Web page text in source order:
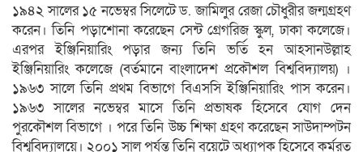
১৯৪২ সালের ১৫ নভেম্বর সিলেটে ড. জামিলুর রেজা চৌধুরীর জন্মগ্রহণ
করেন। তিনি পড়াশোনা করেছেন সেন্ট গ্রেগরিজ স্কুল, ঢাকা কলেজে।
এরপর ইঞ্জিনিয়ারিং পড়ার জন্য তিনি ভর্তি হন আহসানউল্লাহ
ইঞ্জিনিয়ারিং কলেজে (বর্তমানে বাংলাদেশ প্রকৌশল বিশ্ববিদ্যালয়) ।
১৯৬৩ সালে তিনি প্রথম বিভাগে বিএসসি ইঞ্জিনিয়ারিং পাস করেন।
১৯৬৩ সালের নভেম্বর মাসে তিনি প্রভাষক হিসেবে যোগ দেন
পুরকৌশল বিভাগে । পরে তিনি উচ্চ শিক্ষা গ্রহণ করেছেন সাউদাম্পটন
বিশ্ববিদ্যালয়ে। ২০০১ সাল পর্যন্ত তিনি বুয়েটে অধ্যাপক হিসেবে কর্মরত